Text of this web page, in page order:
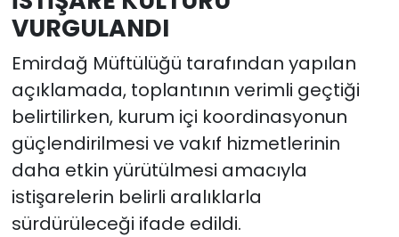
VURGULANDI
Emirdağ Müftülüğü tarafından yapılan
açıklamada, toplantının verimli geçtiği
belirtilirken, kurum içi koordinasyonun
güçlendirilmesi ve vakıf hizmetlerinin
daha etkin yürütülmesi amacıyla
istişarelerin belirli aralıklarla
sürdürüleceği ifade edildi.